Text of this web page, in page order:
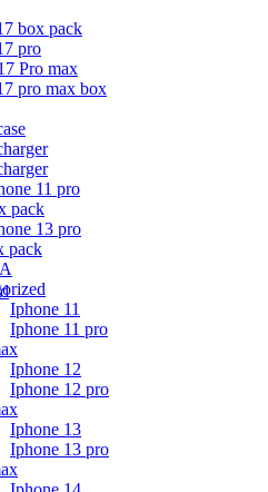
box pack
pro
Pro max
pro max box
11 pro
pack
13 pro
pack
Iphone 11
Iphone 11 pro
Iphone 12
Iphone 12 pro
Iphone 13
Iphone 13 pro